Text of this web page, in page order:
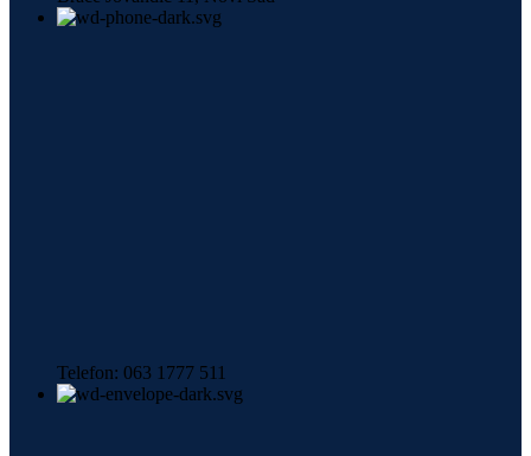
Telefon: 063 1777 511